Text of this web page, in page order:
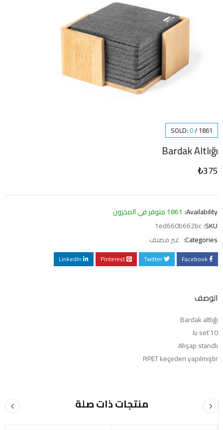
SOLD: 0/1861
Bardak Altlığı
₺375
Availability: 1861 متوفر في المخزون
SKU:
1ed660b662bc
Categories: غير مصنف
Facebook
Twitter
Pinterest
LinkedIn
الوصف
Bardak altlığı
10’lu set
Ahşap standlı
RPET keçeden yapılmıştır
منتجات ذات صلة